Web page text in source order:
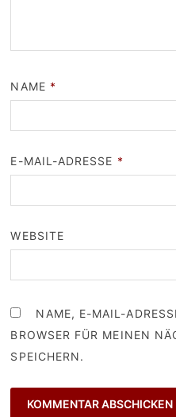
NAME *
E-MAIL-ADRESSE *
WEBSITE
NAME, E-MAIL-
BROWSER FÜR MEINEN
SPEICHERN.